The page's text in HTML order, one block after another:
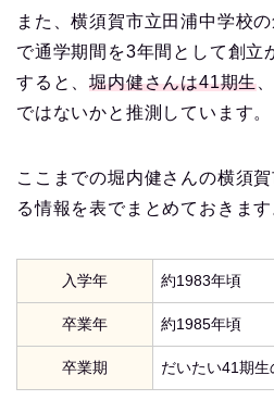
また、横須賀市立田浦中学校
で通学期間を3年間として創立
すると、堀内健さんは41期生
ではないかと推測しています。
ここまでの堀内健さんの横須
る情報を表でまとめておきます
入学年 約1983年頃
卒業年 約1985年頃
卒業期 だいたい41期生